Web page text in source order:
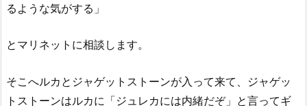
るような気がする」
とマリネットに相談します。
そこへルカとジャゲットストーンが入って来て、ジャゲッ
トストーンはルカに「ジュレカには内緒だぞ」と言ってギ